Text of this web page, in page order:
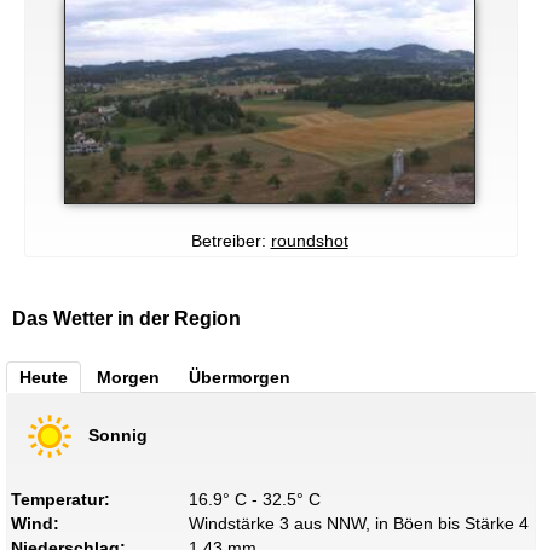
Betreiber: roundshot
Das Wetter in der Region
Heute Morgen Übermorgen
Sonnig
Temperatur:
16.9° C - 32.5° C
Wind:
Windstärke 3 aus NNW, in Böen bis Stärke 4